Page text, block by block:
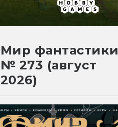
Мир фантастики
№ 273 (август
2026)